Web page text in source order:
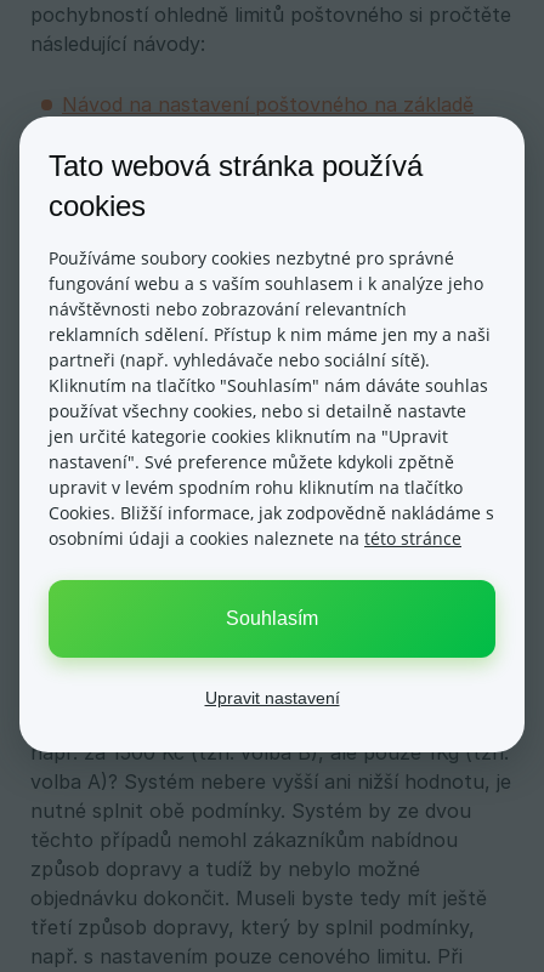
pochybností ohledně limitů poštovného si pročtěte
následující návody:
Návod na nastavení poštovného na základě
Návod na nastavení poštovného na základě
hmotnosti
ceny a hmotnosti
Nastavení limitů můžete provést buď pro cenu
objednávky, její hmotnost, či kombinaci obou.
Jak se systém chová při kombinaci
nastavení cenových i hmotnostních limitů?
Možná si pokládáte otázku, jak se systém zachová
v případě, že nedojde k průsečíku hodnot. Např.
máte nastaveny cenové i hmotností limity takto:
A) Cena dopravy 110 Kč – cenový limit 0 – 1 000 Kč
+ hmotnostní limit 0 – 10 kg
000 Kč + hmotnostní limit 10.01 – 20 kg
např. za 1500 Kč (tzn. volba B), ale pouze 1Kg (tzn.
volba A)? Systém nebere vyšší ani nižší hodnotu, je
nutné splnit obě podmínky. Systém by ze dvou
těchto případů nemohl zákazníkům nabídnou
způsob dopravy a tudíž by nebylo možné
objednávku dokončit. Museli byste tedy mít ještě
třetí způsob dopravy, který by splnil podmínky,
např. s nastavením pouze cenového limitu. Při
Tato webová stránka používá
cookies
Používáme soubory cookies nezbytné pro správné
fungování webu a s vaším souhlasem i k analýze jeho
návštěvnosti nebo zobrazování relevantních
reklamních sdělení. Přístup k nim máme jen my a naši
partneři (např. vyhledávače nebo sociální sítě).
Kliknutím na tlačítko "Souhlasím" nám dáváte souhlas
používat všechny cookies, nebo si detailně nastavte
jen určité kategorie cookies kliknutím na "Upravit
nastavení". Své preference můžete kdykoli zpětně
upravit v levém spodním rohu kliknutím na tlačítko
Cookies. Bližší informace, jak zodpovědně nakládáme s
osobními údaji a cookies naleznete na této stránce
Souhlasím
Upravit nastavení